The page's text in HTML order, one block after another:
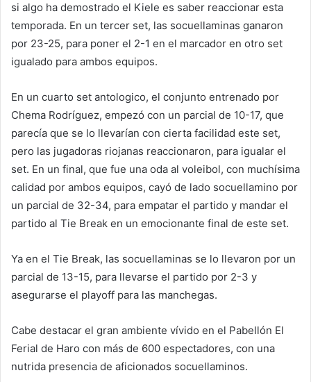
si algo ha demostrado el Kiele es saber reaccionar esta
temporada. En un tercer set, las socuellaminas ganaron
por 23-25, para poner el 2-1 en el marcador en otro set
igualado para ambos equipos.
En un cuarto set antologico, el conjunto entrenado por
Chema Rodríguez, empezó con un parcial de 10-17, que
parecía que se lo llevarían con cierta facilidad este set,
pero las jugadoras riojanas reaccionaron, para igualar el
set. En un final, que fue una oda al voleibol, con muchísima
calidad por ambos equipos, cayó de lado socuellamino por
un parcial de 32-34, para empatar el partido y mandar el
partido al Tie Break en un emocionante final de este set.
Ya en el Tie Break, las socuellaminas se lo llevaron por un
parcial de 13-15, para llevarse el partido por 2-3 y
asegurarse el playoff para las manchegas.
Cabe destacar el gran ambiente vívido en el Pabellón El
Ferial de Haro con más de 600 espectadores, con una
nutrida presencia de aficionados socuellaminos.